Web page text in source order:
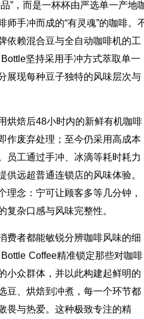
”，而是一杯杯由严选单一产地
师手冲而成的“有灵魂”的咖啡。
依赖混合豆与全自动咖啡机的工
坚持采用手冲方式萃取单一
展现每种豆子独特的风味层次与
烘焙后48小时内的新鲜有机咖啡
作废弃处理；至今仍采用高成本
员工通过手冲、冰滴等耗时耗力
供远超普通连锁店的风味体验。
理念：宁可让顾客多等几分钟，
复杂口感与风味完整性。
费者都能敏锐分辨咖啡风味的细
Coffee精准锁定那些对咖啡
小众群体，并以此构建起鲜明的
豆、烘焙到冲煮，每一个环节都
畏与热爱。这种极致专注的精